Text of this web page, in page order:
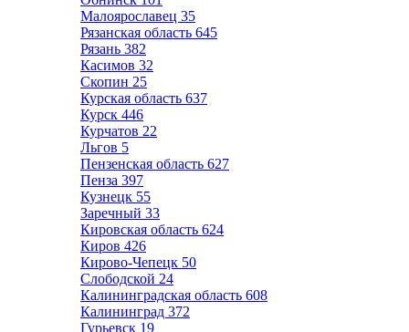
Малоярославец 35
Рязанская область 645
Рязань 382
Касимов 32
Скопин 25
Курская область 637
Курск 446
Курчатов 22
Льгов 5
Пензенская область 627
Пенза 397
Кузнецк 55
Заречный 33
Кировская область 624
Киров 426
Кирово-Чепецк 50
Слободской 24
Калининградская область 608
Калининград 372
Гурьевск 19